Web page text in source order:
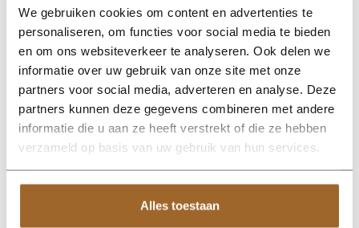
We gebruiken cookies om content en advertenties te
personaliseren, om functies voor social media te bieden
en om ons websiteverkeer te analyseren. Ook delen we
informatie over uw gebruik van onze site met onze
partners voor social media, adverteren en analyse. Deze
partners kunnen deze gegevens combineren met andere
informatie die u aan ze heeft verstrekt of die ze hebben
verzameld op basis van uw gebruik van hun services.
Alles toestaan
Dankzij de designvorm krijgt deze plantenbak een herkenbaar
silhouet dat mooi combineert met zowel moderne als
natuurlijke interieurs. De kleur asbruin geeft het ontwerp een
rustige, stijlvolle basis en laat groen extra goed tot zijn recht
komen. Het buitenformaat is 100 x 50 x 50 cm, waardoor de
bak voldoende aanwezigheid heeft zonder zijn elegante vorm
te verliezen. Praktische kenmerken: plantgat 92x42 en inhoud
250 liter. De afwerking in fiberglas zorgt voor een luxe look en
maakt deze plantenbak geschikt voor styling in huis, op
maten of kleuren uit dezelfde serie voor een krachtig en